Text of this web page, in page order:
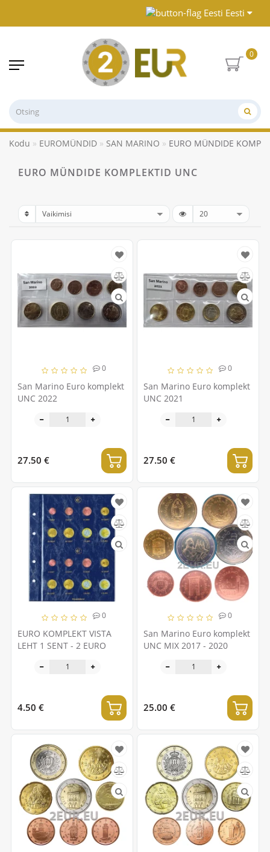
Eesti
0
Kodu EUROMÜNDID SAN MARINO EURO MÜNDIDE
EURO MÜNDIDE KOMPLEKTID UNC
0
San Marino Euro komplekt
UNC 2022
27.50 €
0
San Marino Euro komplekt
UNC 2021
27.50 €
0
EURO KOMPLEKT VISTA
LEHT 1 SENT - 2 EURO
4.50 €
0
San Marino Euro komplekt
UNC MIX 2017 - 2020
25.00 €